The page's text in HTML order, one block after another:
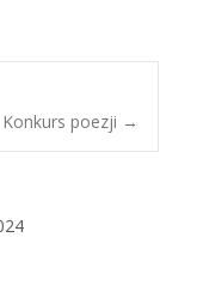
poezji →